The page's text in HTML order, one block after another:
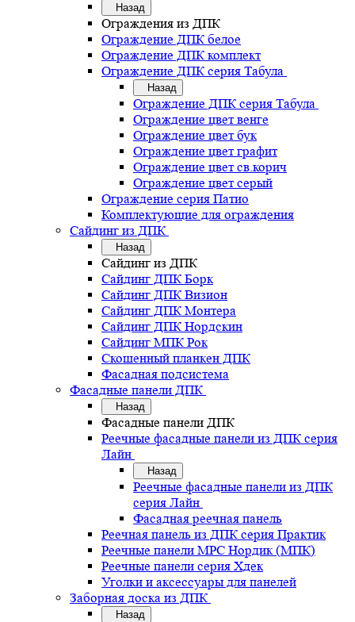
Назад
Ограждения из ДПК
Ограждение ДПК белое
Ограждение ДПК комплект
Ограждение ДПК серия Табула
Назад
Ограждение ДПК серия Табула
Ограждение цвет венге
Ограждение цвет бук
Ограждение цвет графит
Ограждение цвет св.корич
Ограждение цвет серый
Ограждение серия Патио
Комплектующие для ограждения
Сайдинг из ДПК
Назад
Сайдинг из ДПК
Сайдинг ДПК Борк
Сайдинг ДПК Визион
Сайдинг ДПК Монтера
Сайдинг ДПК Нордскин
Сайдинг МПК Рок
Скошенный планкен ДПК
Фасадная подсистема
Фасадные панели ДПК
Назад
Фасадные панели ДПК
Реечные фасадные панели из ДПК серия
Лайн
Назад
Реечные фасадные панели из ДПК
серия Лайн
Фасадная реечная панель
Реечная панель из ДПК серия Практик
Реечные панели MPC Нордик (МПК)
Реечные панели серия Хдек
Уголки и аксессуары для панелей
Заборная доска из ДПК
Назад